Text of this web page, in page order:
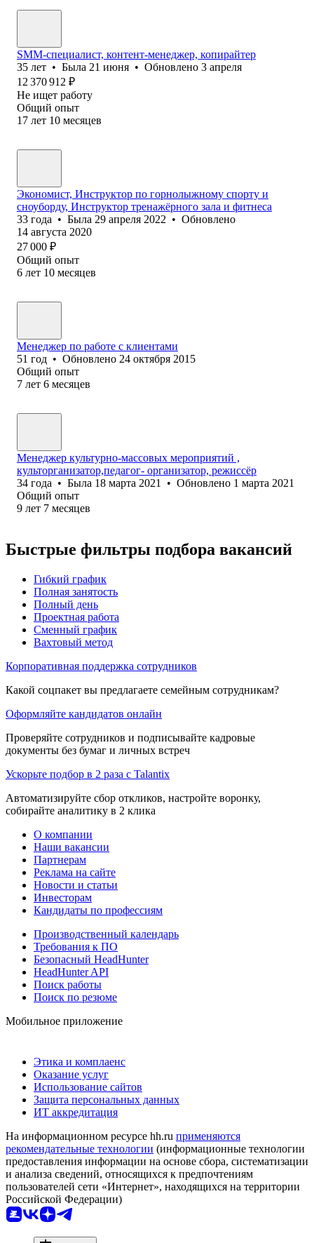
SMM-специалист, контент-менеджер, копирайтер
35 лет • Была 21 июня • Обновлено 3 апреля
12 370 912 ₽
Не ищет работу
Общий опыт
17 лет 10 месяцев
Экономист, Инструктор по горнолыжному спорту и
сноуборду, Инструктор тренажёрного зала и фитнеса
33 года • Была 29 апреля 2022 • Обновлено
14 августа 2020
27 000 ₽
Общий опыт
6 лет 10 месяцев
Менеджер по работе с клиентами
51 год • Обновлено 24 октября 2015
Общий опыт
7 лет 6 месяцев
Менеджер культурно-массовых мероприятий ,
культорганизатор,педагог- организатор, режиссёр
34 года • Была 18 марта 2021 • Обновлено 1 марта 2021
Общий опыт
9 лет 7 месяцев
Быстрые фильтры подбора вакансий
Гибкий график
Полная занятость
Полный день
Проектная работа
Сменный график
Вахтовый метод
Корпоративная поддержка сотрудников
Какой соцпакет вы предлагаете семейным сотрудникам?
Оформляйте кандидатов онлайн
Проверяйте сотрудников и подписывайте кадровые
документы без бумаг и личных встреч
Ускорьте подбор в 2 раза с Talantix
Автоматизируйте сбор откликов, настройте воронку,
собирайте аналитику в 2 клика
О компании
Наши вакансии
Партнерам
Реклама на сайте
Новости и статьи
Инвесторам
Кандидаты по профессиям
Производственный календарь
Требования к ПО
Безопасный HeadHunter
HeadHunter API
Поиск работы
Поиск по резюме
Мобильное приложение
Этика и комплаенс
Оказание услуг
Использование сайтов
Защита персональных данных
ИТ аккредитация
На информационном ресурсе hh.ru применяются
рекомендательные технологии (информационные технологии
предоставления информации на основе сбора, систематизации
и анализа сведений, относящихся к предпочтениям
пользователей сети «Интернет», находящихся на территории
Российской Федерации)